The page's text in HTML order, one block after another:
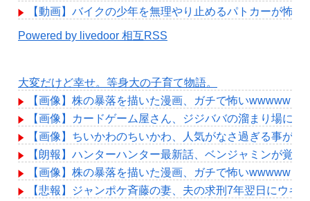
【動画】バイクの少年を無理やり止めるパトカーが怖い
Powered by livedoor 相互RSS
大変だけど幸せ。等身大の子育て物語。
【画像】株の暴落を描いた漫画、ガチで怖いwwwww
【画像】カードゲーム屋さん、ジジババの溜まり場に
【画像】ちいかわのちいかわ、人気がなさ過ぎる事が判
【朗報】ハンターハンター最新話、ベンジャミンが覚
【画像】株の暴落を描いた漫画、ガチで怖いwwwww
【悲報】ジャンポケ斉藤の妻、夫の求刑7年翌日にウキ